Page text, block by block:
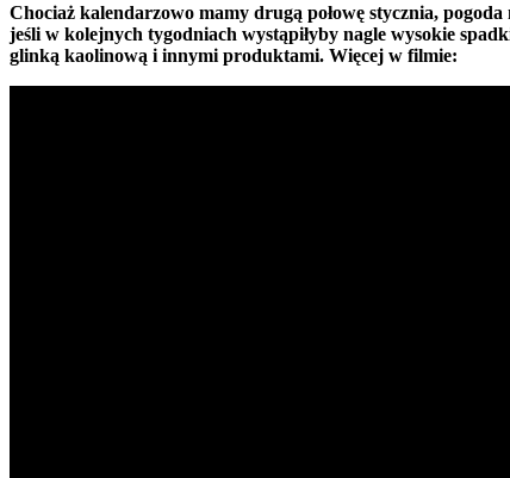
Chociaż kalendarzowo mamy drugą połowę stycznia,
jeśli w kolejnych tygodniach wystąpiłyby nagle wysokie
glinką kaolinową i innymi produktami. Więcej w filmie: